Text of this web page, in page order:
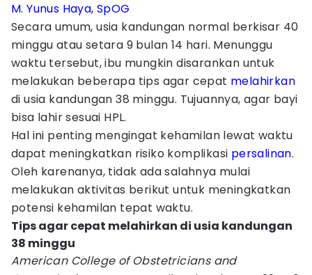
M. Yunus Haya, SpOG
Secara umum, usia kandungan normal berkisar 40
minggu atau setara 9 bulan 14 hari. Menunggu
waktu tersebut, ibu mungkin disarankan untuk
melakukan beberapa tips agar cepat melahirkan
di usia kandungan 38 minggu. Tujuannya, agar bayi
bisa lahir sesuai HPL.
Hal ini penting mengingat kehamilan lewat waktu
dapat meningkatkan risiko komplikasi persalinan.
Oleh karenanya, tidak ada salahnya mulai
melakukan aktivitas berikut untuk meningkatkan
potensi kehamilan tepat waktu.
Tips agar cepat melahirkan di usia kandungan
38 minggu
American College of Obstetricians and